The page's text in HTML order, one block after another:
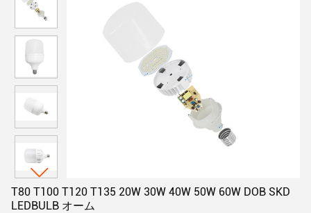
T80 T100 T120 T135 20W 30W 40W 50W 60W DOB SKD
LEDBULB オーム